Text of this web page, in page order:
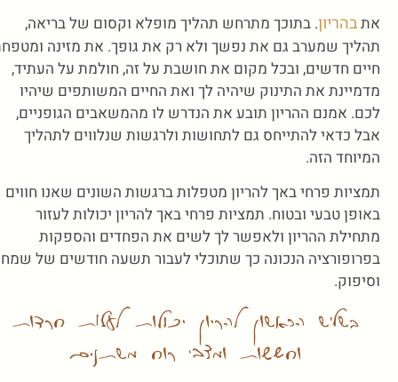
אתבהריון. בתוכך מתרחש תהליך מופלא וקסום של בריאה,
תהליך שמערב גם את נפשך ולא רק את גופך. את מזינה
חיים חדשים, ובכל מקום את חושבת על זה, חולמת על העתיד,
מדמיינת את התינוק שיהיה לך ואת החיים המשותפים שיהיו
לכם. אמנם ההריון תובע את הנדרש לו מהמשאבים הגופניים,
אבל כדאי להתייחס גם לתחושות ולרגשות שנלווים לתהליך
המיוחד הזה.
תמציות פרחי באך להריון מטפלות ברגשות השונים שאנו חווים
באופן טבעי ובטוח. תמציות פרחי באך להריון יכולות לעזור
מתחילת ההריון ולאפשר לך לשים את הפחדים והספקות
בפרופורציה הנכונה כך שתוכלי לעבור תשעה חודשים של
וסיפוק.
בשליש הראשון להריון יכולות לעלות חרדות
וחששות ומצבי רוח משתנים